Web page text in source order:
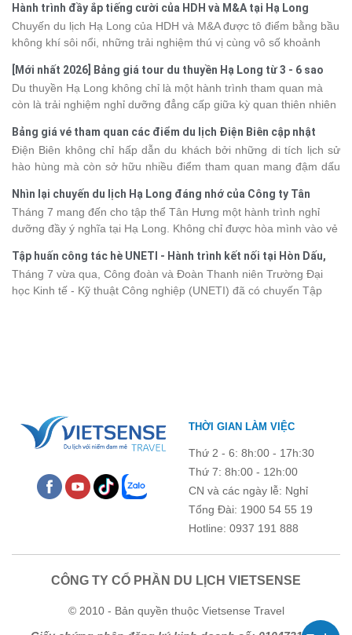
Hành trình đầy ắp tiếng cười của HDH và M&A tại Hạ Long
Chuyến du lịch Hạ Long của HDH và M&A được tô điểm bằng bầu
không khí sôi nổi, những trải nghiệm thú vị cùng vô số khoảnh
phút giây đồng hành bên nhau, tất cả đã tạo nên một chuyến đi
tràn đầy cảm xúc và dấu ấn khó quên.
[Mới nhất 2026] Bảng giá tour du thuyền Hạ Long từ 3 - 6 sao
Du thuyền Hạ Long không chỉ là một hành trình tham quan mà
còn là trải nghiệm nghỉ dưỡng đẳng cấp giữa kỳ quan thiên nhiên
khác nhau, khiến nhiều du khách băn khoăn khi lựa chọn. Bài viết
dưới đây sẽ cập nhật bảng giá tour du thuyền Hạ Long mới nhất
2026 từ 3 - 6 sao, giúp bạn dễ dàng so sánh và tìm được hành
trình phù hợp với nhu cầu cũng như ngân sách.
Bảng giá vé tham quan các điểm du lịch Điện Biên cập nhật
2026
Điện Biên không chỉ hấp dẫn du khách bởi những di tích lịch sử
hào hùng mà còn sở hữu nhiều điểm tham quan mang đậm dấu
phá vùng đất này, việc cập nhật trước giá vé sẽ giúp bạn chủ
động hơn trong lịch trình và chi phí. Cùng Vietsense Travel tham
khảo bảng giá vé tham quan các điểm du lịch Điện Biênmới nhất
năm 2026 ngay dưới đây.
Nhìn lại chuyến du lịch Hạ Long đáng nhớ của Công ty Tân
Hưng 2026
Tháng 7 mang đến cho tập thể Tân Hưng một hành trình nghỉ
dưỡng đầy ý nghĩa tại Hạ Long. Không chỉ được hòa mình vào vẻ
kết, sẻ chia và lưu giữ nhiều khoảnh khắc đáng nhớ. Hãy cùng
nhìn lại chuyến đi ngập tràn niềm vui và những trải nghiệm khó
quên.
Tập huấn công tác hè UNETI - Hành trình kết nối tại Hòn Dấu,
Đồ Sơn
Tháng 7 vừa qua, Công đoàn và Đoàn Thanh niên Trường Đại
học Kinh tế - Kỹ thuật Công nghiệp (UNETI) đã có chuyến Tập
THỜI GIAN LÀM VIỆC
Thứ 2 - 6: 8h:00 - 17h:30
Thứ 7: 8h:00 - 12h:00
CN và các ngày lễ: Nghỉ
Tổng Đài: 1900 54 55 19
Hotline: 0937 191 888
CÔNG TY CỔ PHẦN DU LỊCH VIETSENSE
© 2010 - Bản quyền thuộc Vietsense Travel